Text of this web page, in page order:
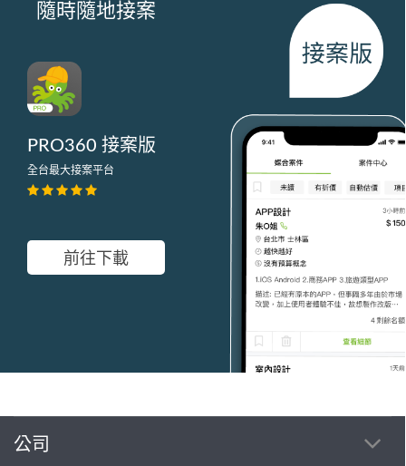
隨時隨地接案
PRO360 接案版
全台最大接案平台
前往下載
公司